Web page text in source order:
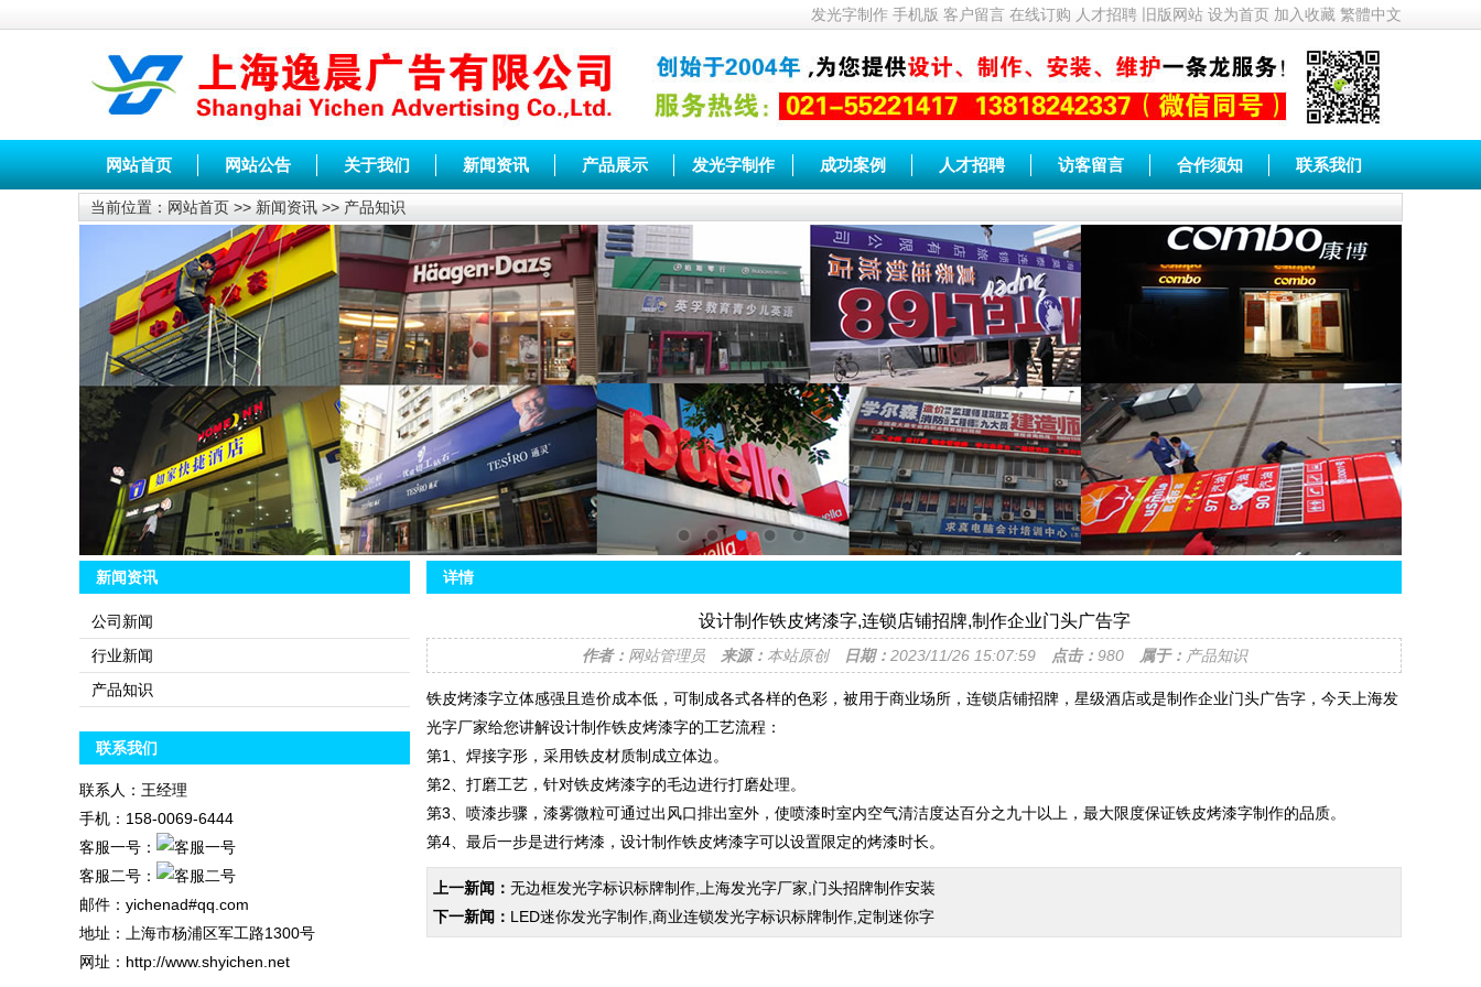
发光字制作 手机版 客户留言 在线订购 人才招聘 旧版网站 设为首页 加入收藏 繁體中文
网站首页 网站公告 关于我们 新闻资讯 产品展示 发光字制作 成功案例 人才招聘 访客留言 合作须知 联系我们
当前位置： 网站首页 >> 新闻资讯 >> 产品知识
新闻资讯
公司新闻
行业新闻
产品知识
联系我们
联系人：王经理
手机：158-0069-6444
客服一号：
客服二号：
邮件：yichenad#qq.com
地址：上海市杨浦区军工路1300号
网址：http://www.shyichen.net
详情
设计制作铁皮烤漆字,连锁店铺招牌,制作企业门头广告字
作者： 网站管理员 来源： 本站原创 日期： 2023/11/26 15:07:59 点击： 980 属于： 产品知识
铁皮烤漆字立体感强且造价成本低，可制成各式各样的色彩，被用于商业场所，连锁店铺招牌，星级酒店或是制作企业门头广告字，今天上海发
光字厂家给您讲解设计制作铁皮烤漆字的工艺流程：
第1、焊接字形，采用铁皮材质制成立体边。
第2、打磨工艺，针对铁皮烤漆字的毛边进行打磨处理。
第3、喷漆步骤，漆雾微粒可通过出风口排出室外，使喷漆时室内空气清洁度达百分之九十以上，最大限度保证铁皮烤漆字制作的品质。
第4、最后一步是进行烤漆，设计制作铁皮烤漆字可以设置限定的烤漆时长。
上一新闻： 无边框发光字标识标牌制作,上海发光字厂家,门头招牌制作安装
下一新闻： LED迷你发光字制作,商业连锁发光字标识标牌制作,定制迷你字